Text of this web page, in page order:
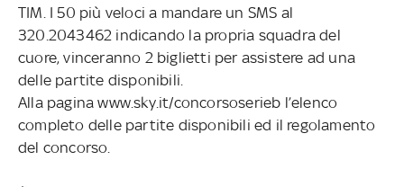
TIM. I 50 più veloci a mandare un SMS al
320.2043462 indicando la propria squadra del
cuore, vinceranno 2 biglietti per assistere ad una
delle partite disponibili.
Alla pagina www.sky.it/concorsoserieb l’elenco
completo delle partite disponibili ed il regolamento
del concorso.